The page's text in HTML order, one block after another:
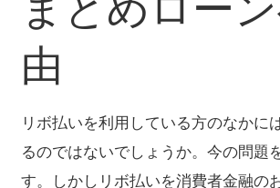
由
リボ払いを利用している方のなかに
るのではないでしょうか。今の問題
す。しかしリボ払いを消費者金融の